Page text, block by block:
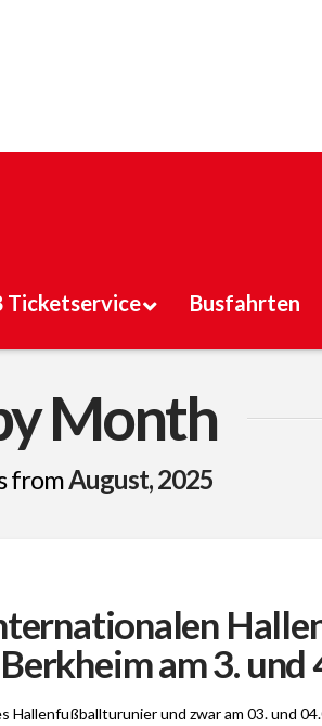
Ticketservice Busfahrten
Month
fromAugust, 2025
am 3. und
und zwar am 03. und